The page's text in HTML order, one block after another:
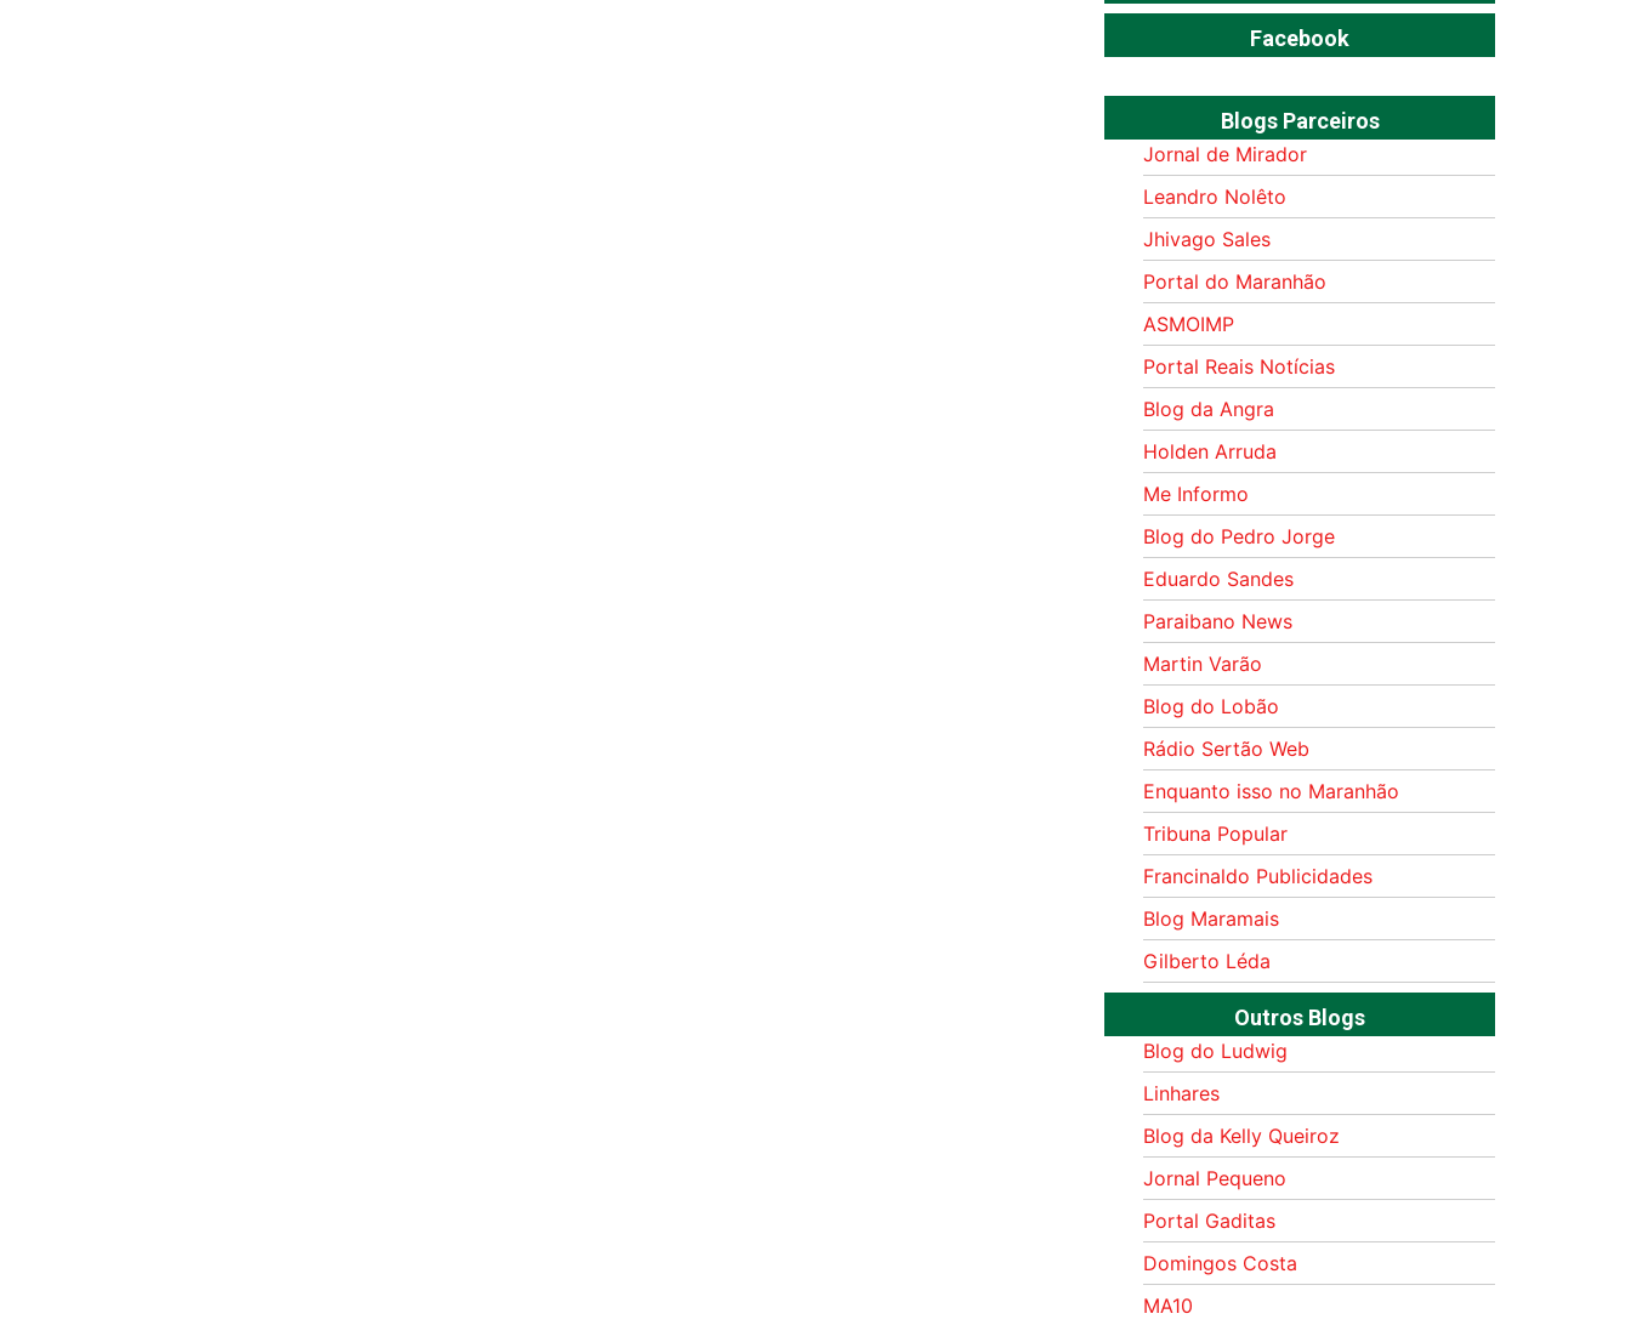
Facebook
Blogs Parceiros
Jornal de Mirador
Leandro Nolêto
Jhivago Sales
Portal do Maranhão
ASMOIMP
Portal Reais Notí­cias
Blog da Angra
Holden Arruda
Me Informo
Blog do Pedro Jorge
Eduardo Sandes
Paraibano News
Martin Varão
Blog do Lobão
Rádio Sertão Web
Enquanto isso no Maranhão
Tribuna Popular
Francinaldo Publicidades
Blog Maramais
Gilberto Léda
Outros Blogs
Blog do Ludwig
Linhares
Blog da Kelly Queiroz
Jornal Pequeno
Portal Gaditas
Domingos Costa
MA10